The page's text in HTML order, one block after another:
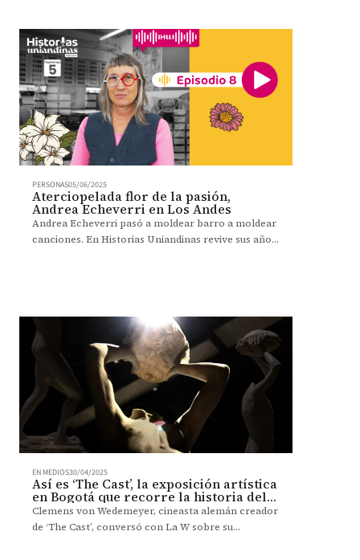
PERSONAS05/06/2025
Aterciopelada flor de la pasión,
Andrea Echeverri en Los Andes
Andrea Echeverri pasó a moldear barro a moldear
canciones. En Historias Uniandinas revive sus años
EN MEDIOS30/04/2025
Así es ‘The Cast’, la exposición artística
en Bogotá que recorre la historia del
cine
Clemens von Wedemeyer, cineasta alemán creador
de ‘The Cast’, conversó con La W sobre su